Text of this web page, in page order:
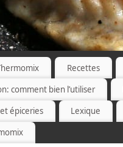
Recettes
comment bien l’utiliser
épiceries Lexique